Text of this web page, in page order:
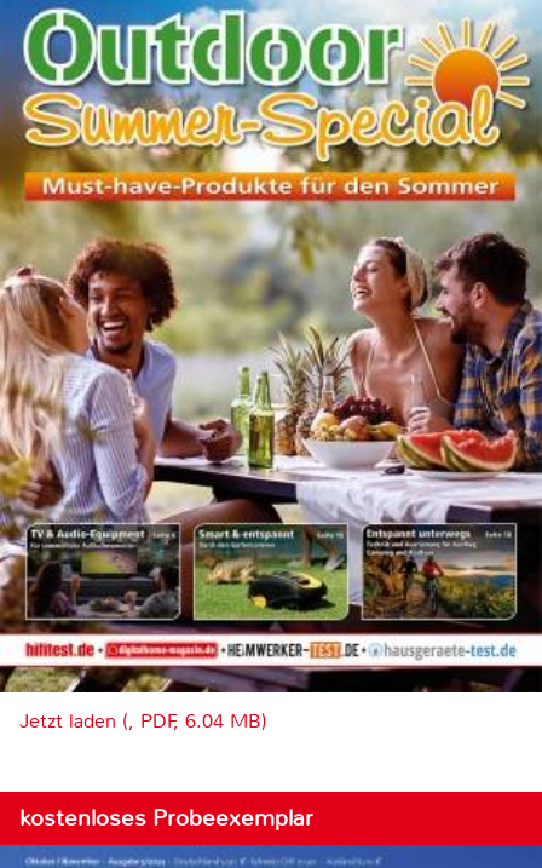
Jetzt laden (, PDF, 6.04 MB)
kostenloses Probeexemplar